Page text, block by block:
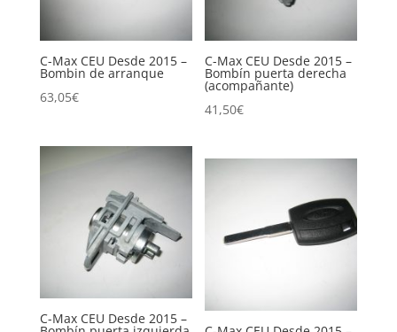
C-Max CEU Desde 2015 –
Bombin de arranque
63,05€
C-Max CEU Desde 2015 –
Bombín puerta derecha
(acompañante)
41,50€
C-Max CEU Desde 2015 –